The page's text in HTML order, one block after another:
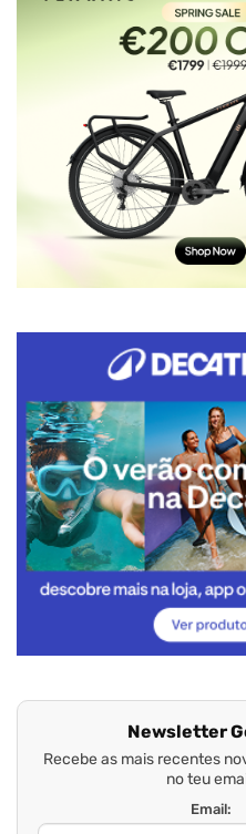
Newsletter
Recebe as mais recentes
no teu
Email: